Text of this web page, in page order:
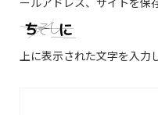
上に表示された文字を入力